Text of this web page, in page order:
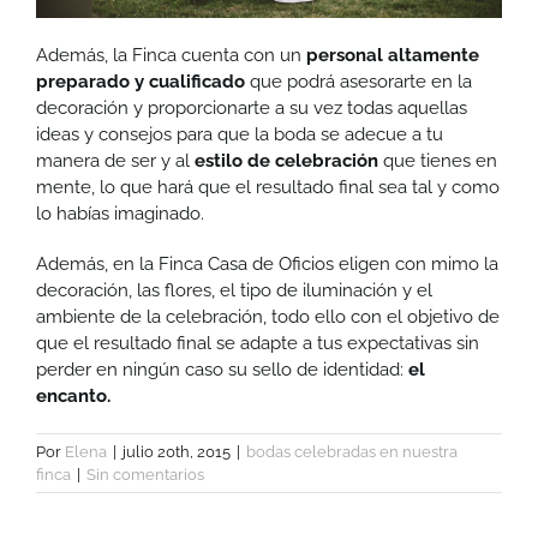
Además, la Finca cuenta con un personal altamente
preparado y cualificado que podrá asesorarte en la
decoración y proporcionarte a su vez todas aquellas
ideas y consejos para que la boda se adecue a tu
manera de ser y al estilo de celebración que tienes en
mente, lo que hará que el resultado final sea tal y como
lo habías imaginado.
Además, en la Finca Casa de Oficios eligen con mimo la
decoración, las flores, el tipo de iluminación y el
ambiente de la celebración, todo ello con el objetivo de
que el resultado final se adapte a tus expectativas sin
perder en ningún caso su sello de identidad: el
encanto.
Por Elena julio 20th, 2015
bodas celebradas en nuestra
finca
Sin comentarios